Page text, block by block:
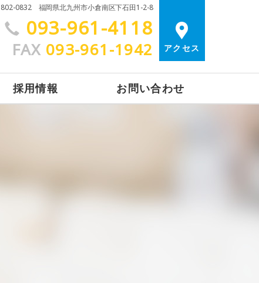
0832 福岡県北九州市小倉南区下石田1-2-8
093-961-4118
FAX 093-961-1942 アクセス
採用情報 お問い合わせ